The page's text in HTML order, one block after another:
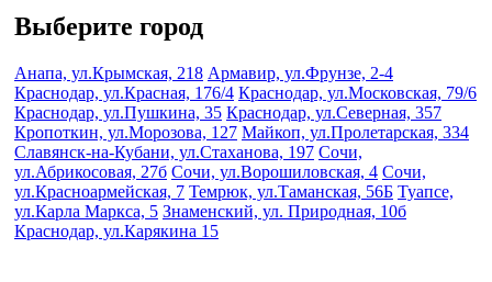
Выберите город
Анапа, ул.Крымская, 218 Армавир, ул.Фрунзе, 2-4
Краснодар, ул.Красная, 176/4 Краснодар, ул.Московская, 79/6
Краснодар, ул.Пушкина, 35 Краснодар, ул.Северная, 357
Кропоткин, ул.Морозова, 127 Майкоп, ул.Пролетарская, 334
Славянск-на-Кубани, ул.Стаханова, 197 Сочи,
ул.Абрикосовая, 27б Сочи, ул.Ворошиловская, 4 Сочи,
ул.Красноармейская, 7 Темрюк, ул.Таманская, 56Б Туапсе,
ул.Карла Маркса, 5 Знаменский, ул. Природная, 10б
Краснодар, ул.Карякина 15